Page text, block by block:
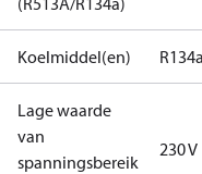
Koelmiddel(en) R134a
Lage waarde
van
spanningsbereik
230 V